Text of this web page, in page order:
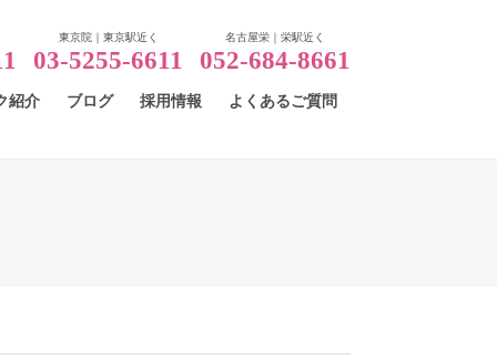
東京院｜東京駅近く
03-5255-6611
名古屋栄｜栄駅近く
052-684-8661
紹介 ブログ 採用情報 よくあるご質問